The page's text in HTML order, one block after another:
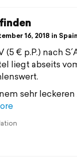
16, 2018 in Spain
(5 € p.P.) nach
liegt abseits
sehr